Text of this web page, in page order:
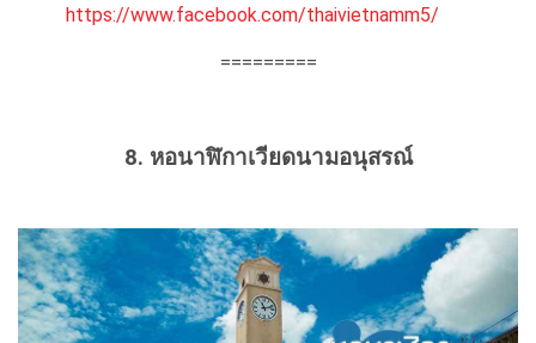
https://www.facebook.com/thaivietnamm5/
=========
8. หอนาฬิกาเวียดนามอนุสรณ์